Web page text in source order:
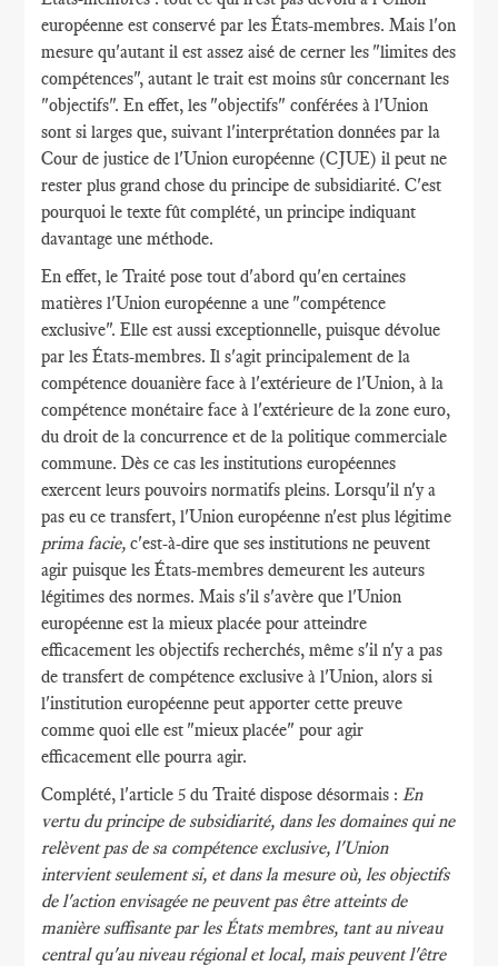
européenne est conservé par les États-membres. Mais l'on
mesure qu'autant il est assez aisé de cerner les "limites des
compétences", autant le trait est moins sûr concernant les
"objectifs". En effet, les "objectifs" conférées à l'Union
sont si larges que, suivant l'interprétation données par la
Cour de justice de l'Union européenne (CJUE) il peut ne
rester plus grand chose du principe de subsidiarité. C'est
pourquoi le texte fût complété, un principe indiquant
davantage une méthode.
En effet, le Traité pose tout d'abord qu'en certaines
matières l'Union européenne a une "compétence
exclusive". Elle est aussi exceptionnelle, puisque dévolue
par les États-membres. Il s'agit principalement de la
compétence douanière face à l'extérieure de l'Union, à la
compétence monétaire face à l'extérieure de la zone euro,
du droit de la concurrence et de la politique commerciale
commune. Dès ce cas les institutions européennes
exercent leurs pouvoirs normatifs pleins. Lorsqu'il n'y a
pas eu ce transfert, l'Union européenne n'est plus légitime
prima facie,c'est-à-dire que ses institutions ne peuvent
agir puisque les États-membres demeurent les auteurs
légitimes des normes. Mais s'il s'avère que l'Union
européenne est la mieux placée pour atteindre
efficacement les objectifs recherchés, même s'il n'y a pas
de transfert de compétence exclusive à l'Union, alors si
l'institution européenne peut apporter cette preuve
comme quoi elle est "mieux placée" pour agir
efficacement elle pourra agir.
Complété, l'article 5 du Traité dispose désormais :En
vertu du principe de subsidiarité, dans les domaines qui ne
relèvent pas de sa compétence exclusive, l'Union
intervient seulement si, et dans la mesure où, les objectifs
de l'action envisagée ne peuvent pas être atteints de
manière suffisante par les États membres, tant au niveau
central qu'au niveau régional et local, mais peuvent l'être